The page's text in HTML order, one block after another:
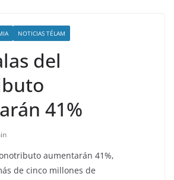
NOTICIAS TÉLAM
del
41%
aumentarán 41%,
de cinco millones de